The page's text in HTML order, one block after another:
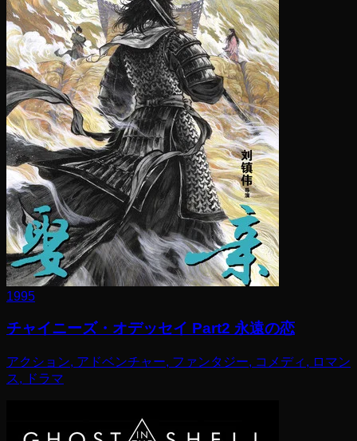
1995
チャイニーズ・オデッセイ Part2 永遠の恋
アクション, アドベンチャー, ファンタジー, コメディ, ロマン
ス, ドラマ